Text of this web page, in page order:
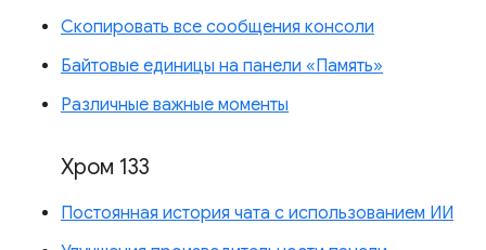
Скопировать все сообщения консоли
Байтовые единицы на панели «Память»
Различные важные моменты
Хром 133
Постоянная история чата с использованием ИИ